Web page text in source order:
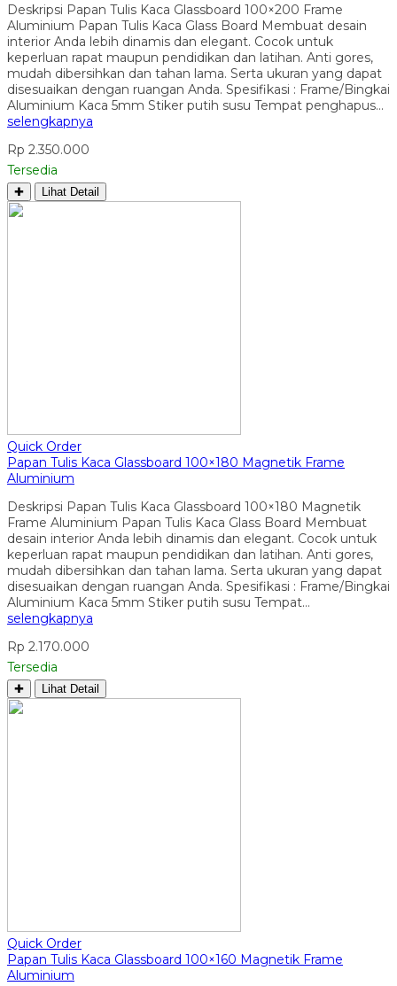
Deskripsi Papan Tulis Kaca Glassboard 100×200 Frame
Aluminium Papan Tulis Kaca Glass Board Membuat desain
interior Anda lebih dinamis dan elegant. Cocok untuk
keperluan rapat maupun pendidikan dan latihan. Anti gores,
mudah dibersihkan dan tahan lama. Serta ukuran yang dapat
disesuaikan dengan ruangan Anda. Spesifikasi : Frame/Bingkai
Aluminium Kaca 5mm Stiker putih susu Tempat penghapus…
selengkapnya
Rp 2.350.000
Tersedia
✚ Lihat Detail
Quick Order
Papan Tulis Kaca Glassboard 100×180 Magnetik Frame
Aluminium
Deskripsi Papan Tulis Kaca Glassboard 100×180 Magnetik
Frame Aluminium Papan Tulis Kaca Glass Board Membuat
desain interior Anda lebih dinamis dan elegant. Cocok untuk
keperluan rapat maupun pendidikan dan latihan. Anti gores,
mudah dibersihkan dan tahan lama. Serta ukuran yang dapat
disesuaikan dengan ruangan Anda. Spesifikasi : Frame/Bingkai
Aluminium Kaca 5mm Stiker putih susu Tempat…
selengkapnya
Rp 2.170.000
Tersedia
✚ Lihat Detail
Quick Order
Papan Tulis Kaca Glassboard 100×160 Magnetik Frame
Aluminium